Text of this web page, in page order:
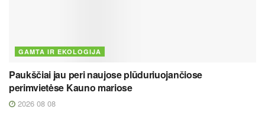
GAMTA IR EKOLOGIJA
Paukščiai jau peri naujose plūduriuojančiose
perimvietėse Kauno mariose
2026 08 08